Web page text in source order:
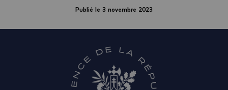
Publié le 3 novembre 2023